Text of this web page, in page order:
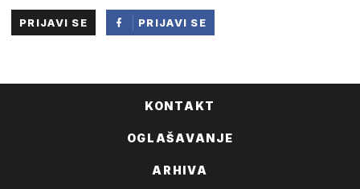
PRIJAVI SE
PRIJAVI SE
KONTAKT
OGLAŠAVANJE
ARHIVA